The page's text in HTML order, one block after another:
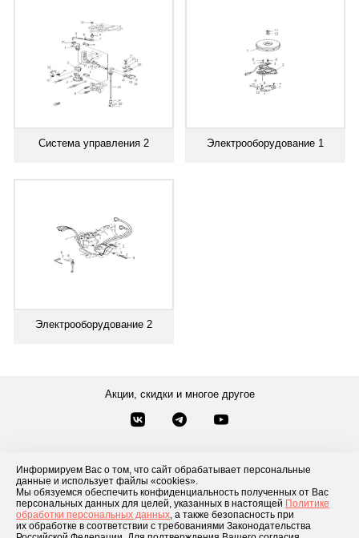
Информируем Вас о том, что сайт обрабатывает персональные
данные и использует файлы «cookies».
Мы обязуемся обеспечить конфиденциальность полученных от Вас
персональных данных для целей, указанных в настоящей Политике
обработки персональных данных, а также безопасность при
их обработке в соответствии с требованиями Законодательства
Система управления 2 Электрооборудование 1
Электрооборудование 2
Акции, скидки и многое другое
Контакты
Посмотреть другие способы связи
Каталог товаров О компании Доставка и оплата Блог